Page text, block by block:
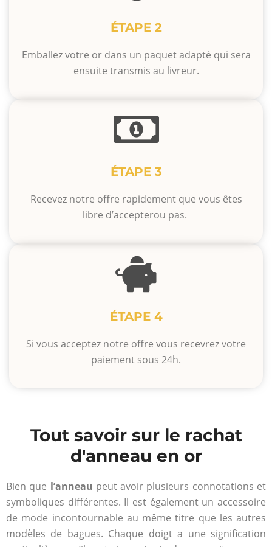
ÉTAPE 2
Emballez votre or dans un paquet adapté qui sera
ensuite transmis au livreur.
ÉTAPE 3
Recevez notre offre rapidement que vous êtes
libre d’accepterou pas.
ÉTAPE 4
Si vous acceptez notre offre vous recevrez votre
paiement sous 24h.
Tout savoir sur le rachat
d'anneau en or
Bien que l’anneau peut avoir plusieurs connotations et
symboliques différentes. Il est également un accessoire
de mode incontournable au même titre que les autres
modèles de bagues. Chaque doigt a une signification